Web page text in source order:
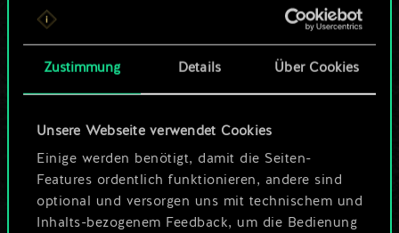
Zustimmung Details Über Cookies
Unsere Webseite verwendet Cookies
Einige werden benötigt, damit die Seiten-
Features ordentlich funktionieren, andere sind
optional und versorgen uns mit technischem und
Inhalts-bezogenem Feedback, um die Bedienung
ein geteilter Satz
Karten.
mehr sein kann!
Deck benennen und Leitfaden